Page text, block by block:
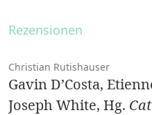
Rezensionen
Christian Rutishauser
Gavin D’Costa,
Joseph White, Hg.